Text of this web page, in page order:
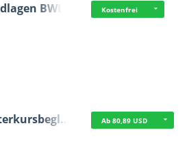
BWL Kostenfrei
Ab 80,89 USD